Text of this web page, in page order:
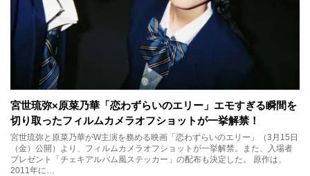
宮世琉弥×原菜乃華「恋わずらいのエリー」エモすぎる瞬間を
切り取ったフィルムカメラオフショットが一挙解禁！
宮世琉弥と原菜乃華がW主演を務める映画「恋わずらいのエリー」（3月15日
（金）公開）より、フィルムカメラオフショットが一挙解禁。また、入場者
プレゼント「チェキアルバム風ステッカー」の配布も決定した。 原作は、
2011年に…